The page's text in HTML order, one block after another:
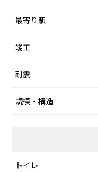
最寄り駅
竣工
耐震
規模・構造
トイレ